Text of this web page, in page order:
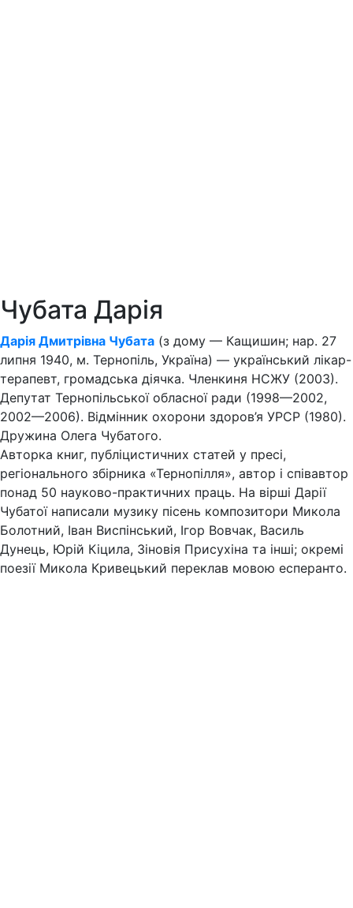
Чубата Дарія
Дарія Дмитрівна Чубата (з дому — Кащишин; нар. 27
липня 1940, м. Тернопіль, Україна) — український лікар-
терапевт, громадська діячка. Членкиня НСЖУ (2003).
Депутат Тернопільської обласної ради (1998—2002,
2002—2006). Відмінник охорони здоров’я УРСР (1980).
Дружина Олега Чубатого.
Авторка книг, публіцистичних статей у пресі,
регіонального збірника «Тернопілля», автор і співавтор
понад 50 науково-практичних праць. На вірші Дарії
Чубатої написали музику пісень композитори Микола
Болотний, Іван Виспінський, Ігор Вовчак, Василь
Дунець, Юрій Кіцила, Зіновія Присухіна та інші; окремі
поезії Микола Кривецький переклав мовою есперанто.